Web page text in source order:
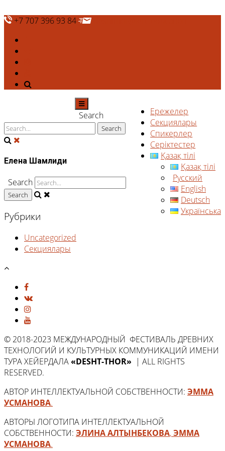
+7 707 396 93 84
Ережелер
Секциялары
Спикерлер
Серіктестер
Қазақ тілі
Қазақ тілі
Русский
English
Deutsch
Українська
Search
Елена Шамлиди
Search
Рубрики
Uncategorized
Секциялары
© 2018-2023 МЕЖДУНАРОДНЫЙ ФЕСТИВАЛЬ ДРЕВНИХ
ТЕХНОЛОГИЙ И КУЛЬТУРНЫХ КОММУНИКАЦИЙ ИМЕНИ
ТУРА ХЕЙЕРДАЛА«DESHT-THOR» | ALL RIGHTS
RESERVED.
АВТОР ИНТЕЛЛЕКТУАЛЬНОЙ СОБСТВЕННОСТИ: ЭММА
УСМАНОВА.
АВТОРЫ ЛОГОТИПА ИНТЕЛЛЕКТУАЛЬНОЙ
СОБСТВЕННОСТИ: ЭЛИНА АЛТЫНБЕКОВА,ЭММА
УСМАНОВА.